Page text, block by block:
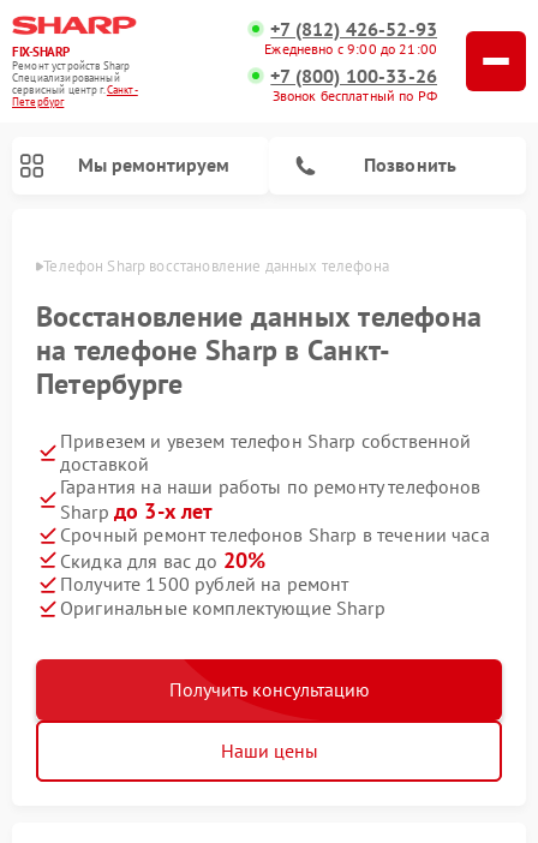
FIX-SHARP
Ремонт устройств Sharp
Специализированный
cервисный центр г.Санкт-
Петербург
+7 (812) 426-52-93
Ежедневно с 9:00 до 21:00
+7 (800) 100-33-26
Звонок бесплатный по РФ
Мы ремонтируем Позвонить
Телефон Sharp восстановление данных телефона
Восстановление данных телефона
на телефоне Sharp в Санкт-
Петербурге
Привезем и увезем телефон Sharp собственной
доставкой
Гарантия на наши работы по ремонту телефонов
Sharp до 3-х лет
Срочный ремонт телефонов Sharp в течении часа
Скидка для вас до 20%
Получите 1500 рублей на ремонт
Оригинальные комплектующие Sharp
Получить консультацию
Наши цены